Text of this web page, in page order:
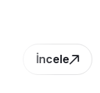
İncele